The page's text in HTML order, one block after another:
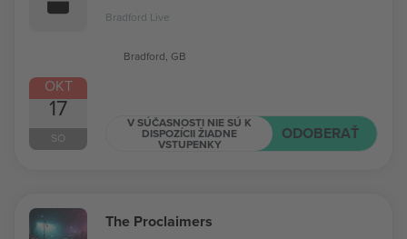
OKT
17
SO
Bradford Live
Bradford, GB
V SÚČASNOSTI NIE SÚ K
DISPOZÍCII ŽIADNE
VSTUPENKY
ODOBERAŤ
The Proclaimers